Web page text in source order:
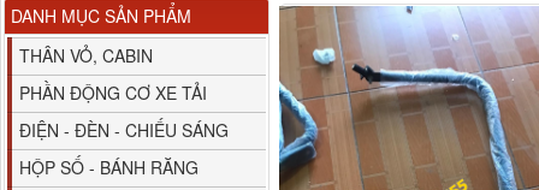
DANH MỤC SẢN PHẨM
THÂN VỎ, CABIN
PHẦN ĐỘNG CƠ XE TẢI
ĐIỆN - ĐÈN - CHIẾU SÁNG
HỘP SỐ - BÁNH RĂNG
Bình nước phụ
Chenglong hải âu...